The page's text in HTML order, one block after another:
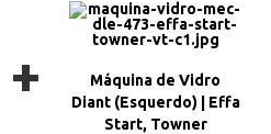
+
Máquina de Vidro
Diant (Esquerdo) | Effa
Start, Towner